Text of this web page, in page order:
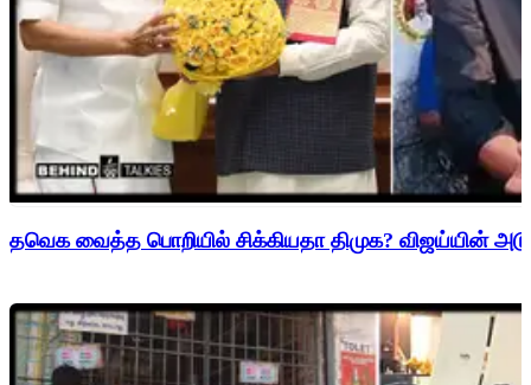
தவெக வைத்த பொறியில் சிக்கியதா திமுக? விஜய்யின்